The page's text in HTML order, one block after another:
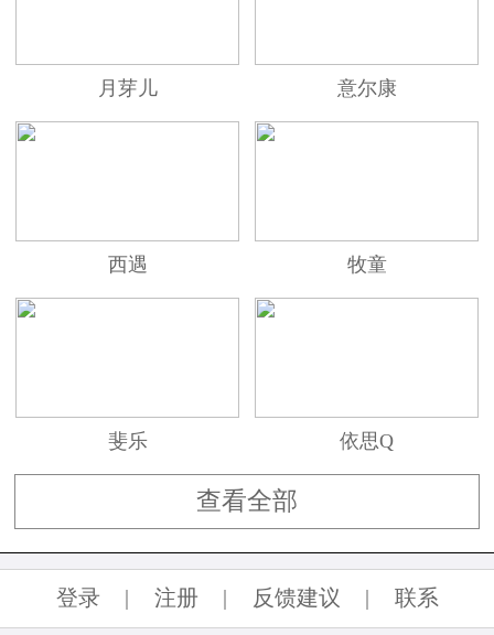
月芽儿 意尔康
西遇 牧童
斐乐 依思Q
查看全部
登录 注册 反馈建议 联系